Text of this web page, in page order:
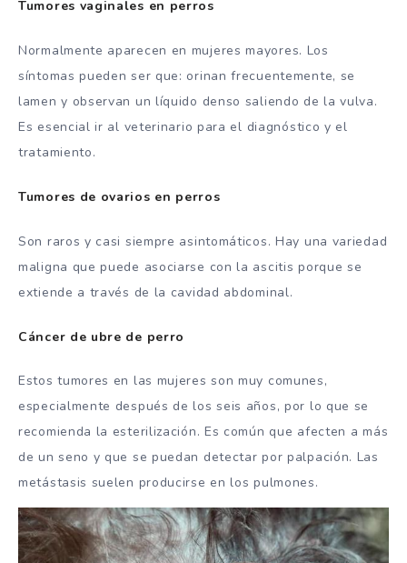
Tumores vaginales en perros
Normalmente aparecen en mujeres mayores. Los
síntomas pueden ser que: orinan frecuentemente, se
lamen y observan un líquido denso saliendo de la vulva.
Es esencial ir al veterinario para el diagnóstico y el
tratamiento.
Tumores de ovarios en perros
Son raros y casi siempre asintomáticos. Hay una variedad
maligna que puede asociarse con la ascitis porque se
extiende a través de la cavidad abdominal.
Cáncer de ubre de perro
Estos tumores en las mujeres son muy comunes,
especialmente después de los seis años, por lo que se
recomienda la esterilización. Es común que afecten a más
de un seno y que se puedan detectar por palpación. Las
metástasis suelen producirse en los pulmones.